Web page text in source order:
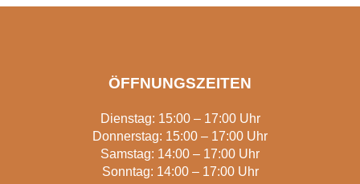
ÖFFNUNGSZEITEN
Dienstag: 15:00 – 17:00 Uhr
Donnerstag: 15:00 – 17:00 Uhr
Samstag: 14:00 – 17:00 Uhr
Sonntag: 14:00 – 17:00 Uhr